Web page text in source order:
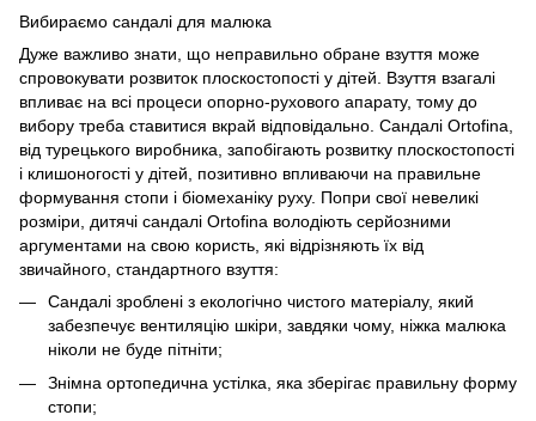
Вибираємо сандалі для малюка
Дуже важливо знати, що неправильно обране взуття може
спровокувати розвиток плоскостопості у дітей. Взуття взагалі
впливає на всі процеси опорно-рухового апарату, тому до
вибору треба ставитися вкрай відповідально. Сандалі Ortofina,
від турецького виробника, запобігають розвитку плоскостопості
і клишоногості у дітей, позитивно впливаючи на правильне
формування стопи і біомеханіку руху. Попри свої невеликі
розміри, дитячі сандалі Ortofina володіють серйозними
аргументами на свою користь, які відрізняють їх від
звичайного, стандартного взуття:
Сандалі зроблені з екологічно чистого матеріалу, який
забезпечує вентиляцію шкіри, завдяки чому, ніжка малюка
ніколи не буде пітніти;
Знімна ортопедична устілка, яка зберігає правильну форму
стопи;